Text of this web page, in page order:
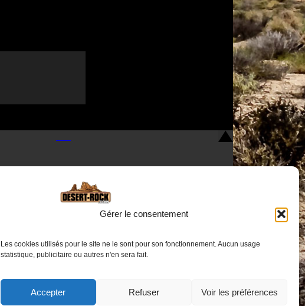
Gérer le consentement
Les cookies utilisés pour le site ne le sont pour son fonctionnement. Aucun usage
statistique, publicitaire ou autres n'en sera fait.
Accepter Refuser Voir les préférences
Nous contacter